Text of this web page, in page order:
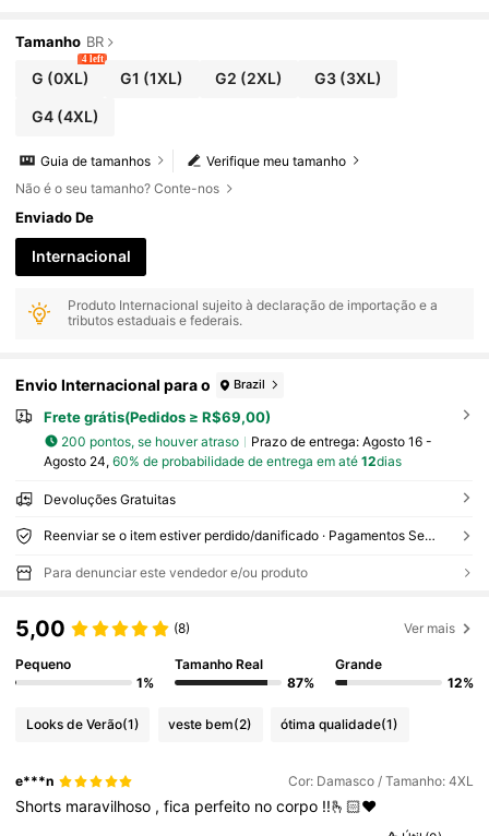
Tamanho BR
G (0XL)
4 left
G1 (1XL) G2 (2XL) G3(3XL)
G4(4XL)
Verifique meu tamanho
Guia de tamanhos
Não é o seu tamanho? Conte-nos
Enviado De
Internacional
Produto Internacional sujeito à declaração de importação e a
tributos estaduais e federais.
Envio Internacional para o Brazil
Frete grátis(Pedidos ≥ R$69,00)
200 pontos, se houver atraso Prazo de entrega: Agosto 16 -
Agosto 24, 60% de probabilidade de entrega em até 12dias
Devoluções Gratuitas
Reenviar se o item estiver perdido/danificado · Pagamentos Seguros · Proteção de privacidade
Para denunciar este vendedor e/ou produto
5,00 (8) Ver mais
Pequeno
1%
Tamanho Real
87%
Grande
12%
Looks de Verão(1) veste bem(2) ótima qualidade(1)
e***n Cor: Damasco / Tamanho: 4XL
Shorts maravilhoso ,fica perfeito nocorpo !!🫰🏻❤️